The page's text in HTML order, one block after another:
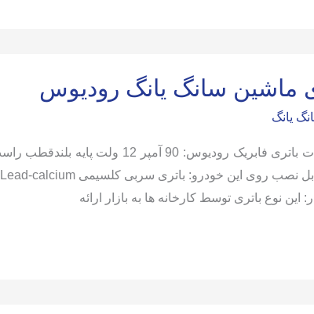
ماشین سانگ یانگ رودیوس
یانگ
این نوع باتری توسط کارخانه ها به بازار ارائه